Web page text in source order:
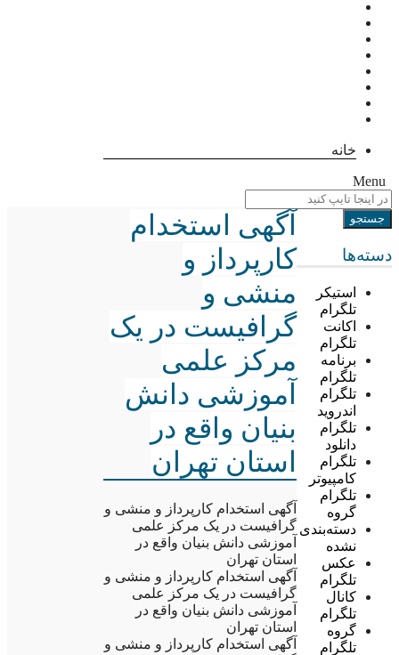
خانه
Menu
دسته‌ها
استیکر
تلگرام
اکانت
تلگرام
برنامه
تلگرام
تلگرام
اندروید
تلگرام
دانلود
تلگرام
کامپیوتر
تلگرام
گروه
دسته‌بندی
نشده
عکس
تلگرام
کانال
تلگرام
گروه
تلگرام
آگهی استخدام
کارپرداز و
منشی و
گرافیست در یک
مرکز علمی
آموزشی دانش
بنیان واقع در
استان تهران
آگهی استخدام کارپرداز و منشی و
گرافیست در یک مرکز علمی
آموزشی دانش بنیان واقع در
استان تهران
آگهی استخدام کارپرداز و منشی و
گرافیست در یک مرکز علمی
آموزشی دانش بنیان واقع در
استان تهران
آگهی استخدام کارپرداز و منشی و